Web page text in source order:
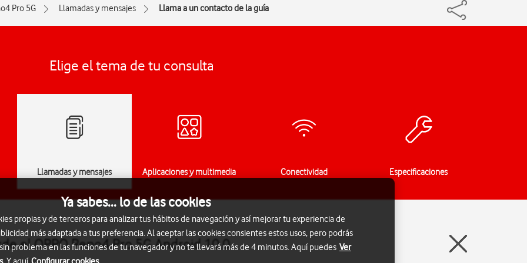
Pro 5G Llamadas y mensajes Llama a un contacto de la guía
Elige el tema de tu consulta
Llamadas y mensajes Aplicaciones y multimedia Conectividad Especificaciones
el OPPO Reno4 Pro 5G Android 10.0
Ya sabes... lo de las cookies
propias y de terceros para analizar tus hábitos de navegación y así mejorar tu experiencia de
más adaptada a tus preferencia. Al aceptar las cookies consientes estos usos, pero podrás
problema en las funciones de tu navegador y no te llevará más de 4 minutos. Aquí puedes Ver